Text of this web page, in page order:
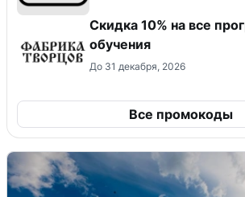
Скидка 10% на все
обучения
До 31 декабря, 2026
Все промокоды